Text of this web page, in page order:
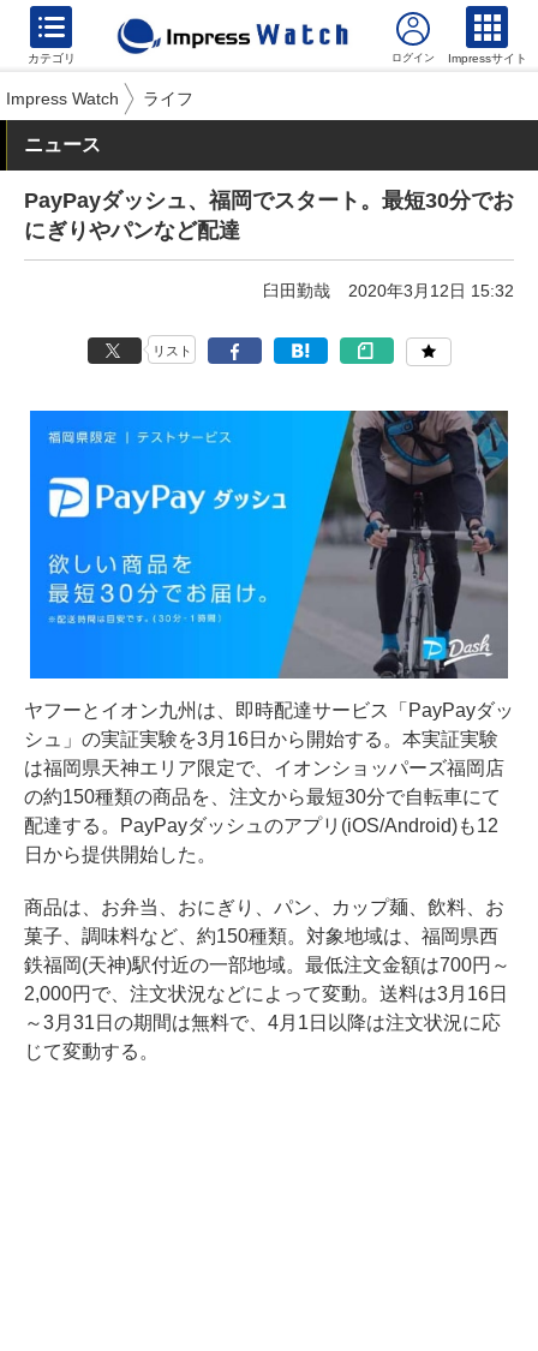
カテゴリ Impressサイト
Impress Watch ライフ
ニュース
PayPayダッシュ、福岡でスタート。最短30分でお
にぎりやパンなど配達
臼田勤哉 2020年3月12日 15:32
リスト
ヤフーとイオン九州は、即時配達サービス「PayPayダッ
シュ」の実証実験を3月16日から開始する。本実証実験
は福岡県天神エリア限定で、イオンショッパーズ福岡店
の約150種類の商品を、注文から最短30分で自転車にて
配達する。PayPayダッシュのアプリ(iOS/Android)も12
日から提供開始した。
商品は、お弁当、おにぎり、パン、カップ麺、飲料、お
菓子、調味料など、約150種類。対象地域は、福岡県西
鉄福岡(天神)駅付近の一部地域。最低注文金額は700円～
2,000円で、注文状況などによって変動。送料は3月16日
～3月31日の期間は無料で、4月1日以降は注文状況に応
じて変動する。